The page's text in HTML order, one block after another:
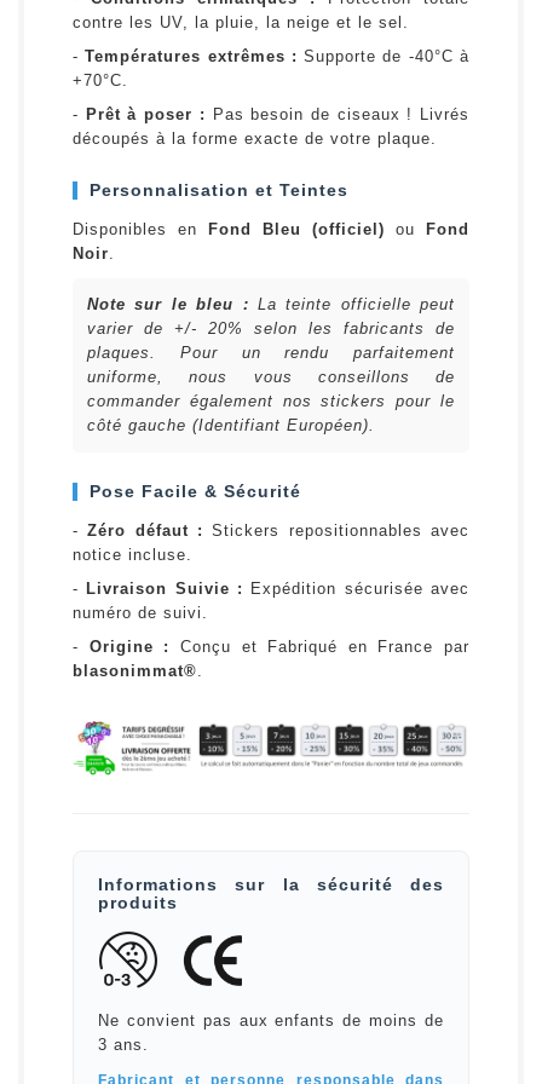
contre les UV, la pluie, la neige et le sel.
-Températures extrêmes : Supporte de -40°C à
+70°C.
- Prêt à poser :
Pas besoin de ciseaux ! Livrés
découpés à la forme exacte de votre plaque.
Personnalisation et Teintes
Disponibles en Fond Bleu (officiel) ou
Fond
Noir.
Note sur le bleu : La teinte officielle peut
varier de +/- 20% selon les fabricants de
plaques. Pour un rendu parfaitement
uniforme, nous vous conseillons de
commander également nos stickers pour le
côté gauche (Identifiant Européen).
Pose Facile & Sécurité
-Zéro défaut : Stickers repositionnables avec
notice incluse.
- Livraison Suivie :
Expédition sécurisée avec
numéro de suivi.
- Origine :
Conçu et Fabriqué en France par
blasonimmat®.
Informations sur la sécurité des
produits
Ne convient pas aux enfants de moins de
3 ans.
Fabricant et personne responsable dans